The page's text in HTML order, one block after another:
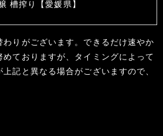
槽搾り【愛媛県】
りがございます。できるだけ速やか
ておりますが、タイミングによって
記と異なる場合がございますので、